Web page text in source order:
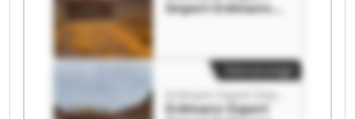
Import Erdmann
Export Import
Erdmann Export
Kleinanzeige